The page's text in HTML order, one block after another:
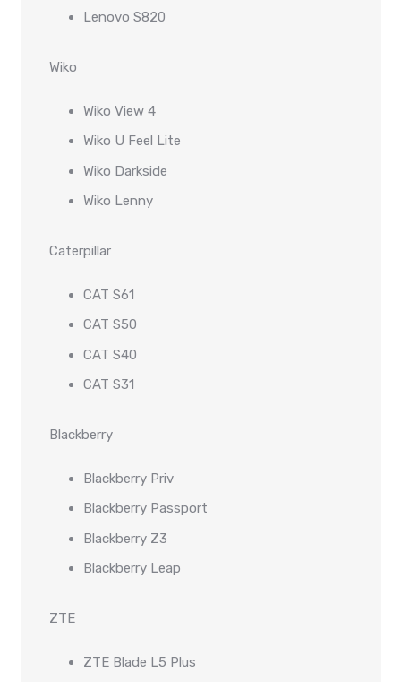
Lenovo S820
Wiko
Wiko View 4
Wiko U Feel Lite
Wiko Darkside
Wiko Lenny
Caterpillar
CAT S61
CAT S50
CAT S40
CAT S31
Blackberry
Blackberry Priv
Blackberry Passport
Blackberry Z3
Blackberry Leap
ZTE
ZTE Blade L5 Plus